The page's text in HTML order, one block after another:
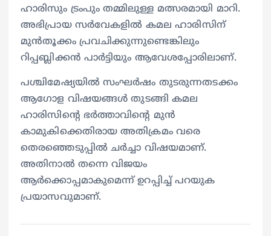
ഹാരിസും ട്രംപും തമ്മിലുള്ള മത്സരമായി മാറി.
അഭിപ്രായ സർവേകളിൽ കമല ഹാരിസിന്
മുൻതൂക്കം പ്രവചിക്കുന്നുണ്ടെങ്കിലും
റിപ്പബ്ലിക്കൻ പാർട്ടിയും ആവേശപ്പോരിലാണ്.
പശ്ചിമേഷ്യയിൽ സംഘർഷം തുടരുന്നതടക്കം
ആഗോള വിഷയങ്ങൾ തുടങ്ങി കമല
ഹാരിസിൻ്റെ ഭർത്താവിൻ്റെ മുൻ
കാമുകിക്കെതിരായ അതിക്രമം വരെ
തെരഞ്ഞെടുപ്പിൽ ചർച്ചാ വിഷയമാണ്.
അതിനാൽ തന്നെ വിജയം
ആർക്കൊപ്പമാകുമെന്ന് ഉറപ്പിച്ച് പറയുക
പ്രയാസവുമാണ്.